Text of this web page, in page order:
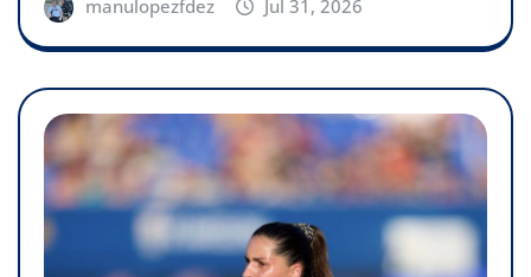
manulopezfdez Jul 31, 2026